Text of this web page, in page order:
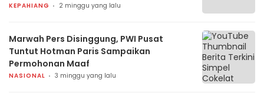
KEPAHIANG 2 minggu yang lalu
Marwah Pers Disinggung, PWI Pusat
Tuntut Hotman Paris Sampaikan
Permohonan Maaf
NASIONAL 3 minggu yang lalu